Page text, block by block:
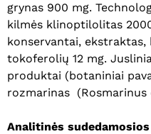
grynas 900 mg.
kilmės klinoptilolitas
konservantai,
tokoferolių 12 mg.
produktai (botaniniai
rozmarinas (Rosmarinus
Analitinės